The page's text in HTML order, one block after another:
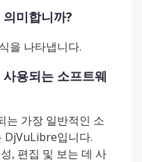
미합니까?
을 나타냅니다.
용되는 소프트웨
는 가장 일반적인 소
DjVuLibre입니다.
, 편집 및 보는 데 사